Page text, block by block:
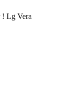
! Lg Vera